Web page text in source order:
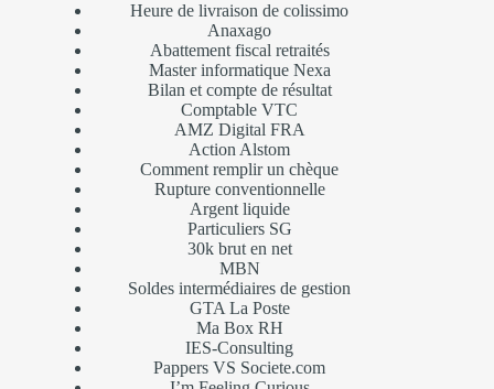
Heure de livraison de colissimo
Anaxago
Abattement fiscal retraités
Master informatique Nexa
Bilan et compte de résultat
Comptable VTC
AMZ Digital FRA
Action Alstom
Comment remplir un chèque
Rupture conventionnelle
Argent liquide
Particuliers SG
30k brut en net
MBN
Soldes intermédiaires de gestion
GTA La Poste
Ma Box RH
IES-Consulting
Pappers VS Societe.com